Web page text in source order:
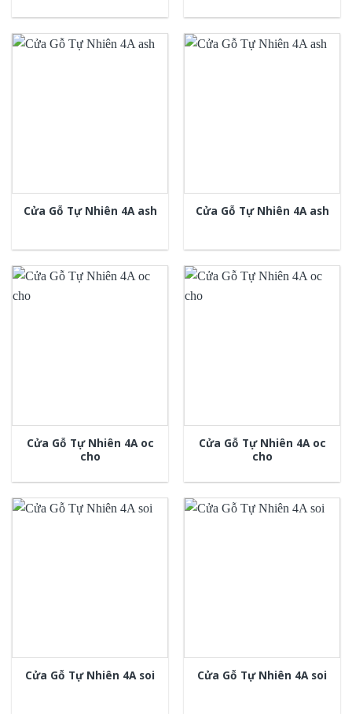
Cửa Gỗ Tự Nhiên 4A ash Cửa Gỗ Tự Nhiên 4A ash
Cửa Gỗ Tự Nhiên 4A oc
cho
Cửa Gỗ Tự Nhiên 4A oc
cho
Cửa Gỗ Tự Nhiên 4A soi Cửa Gỗ Tự Nhiên 4A soi